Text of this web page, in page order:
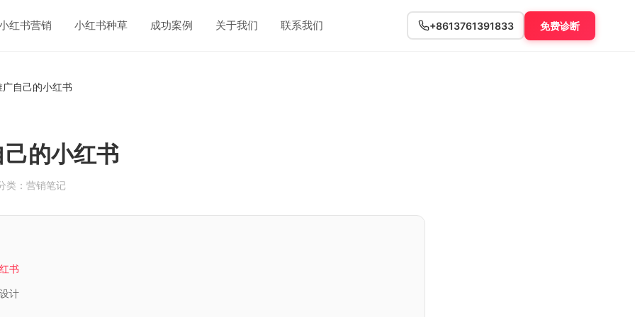
红书营销 小红书种草 成功案例 关于我们 联系我们 +8613761391833 免费诊断
广自己的小红书
的小红书
类：营销笔记
书
计